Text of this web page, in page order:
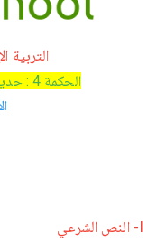
التربية
الحكمة 4 : حديث السبعة الذين يظلهم الله تعالى
I- النص الشرعي